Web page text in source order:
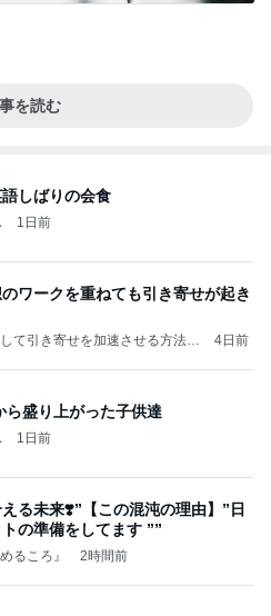
を読む
しばりの会食
1日前
ワークを重ねても引き寄せが起き
て引き寄せを加速させる方法：
4日前
ら盛り上がった子供達
1日前
る未来❣️”【この混沌の理由】”⽇
の準備をしてます ””
るころ』 2時間前